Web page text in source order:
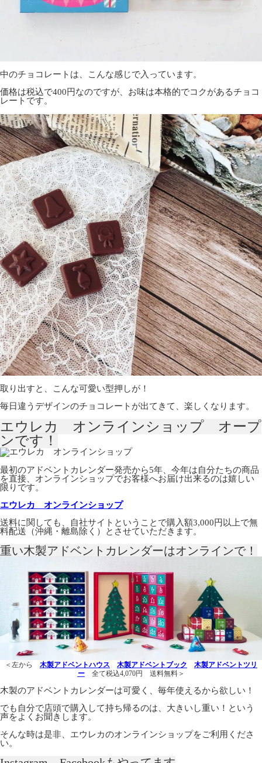
中のチョコレートは、こんな感じで入っています。
価格は税込で400円なのですが、お味は本格的でコクがあるチョコ
レートです。
取り出すと、こんな可愛い型押しが！
毎日違うデザインのチョコレートが出てきて、楽しくなります。
エウレカ オンラインショップ オープ
ンです！
最初のアドベントカレンダー発売から5年、今年は自分たちの商品
を直接、オンラインショップでお客様へお届け出来るのは嬉しい
限りです。
エウレカ オンラインショップ
送料に関しても、自社サイトということで購入額3,000円以上で無
料配送（沖縄・離島除く）とさせていただきます。
重い木製アドベントカレンダーはオンラインで！
＜左から 木製アドベントハウス 木製アドベントブック
木製アドベントツリ
ー全て税込4,070円 送料無料＞
木製のアドベントカレンダーは可愛く、毎年使えるから欲しい！
でも自分で店頭で購入して持ち帰るのは、大きいし重い！という
声をよくお聞きします。
そんな時は是非、エウレカのオンラインショップをご利用くださ
い。